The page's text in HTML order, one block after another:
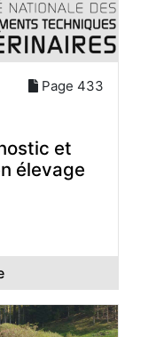
Page 433
et
élevage